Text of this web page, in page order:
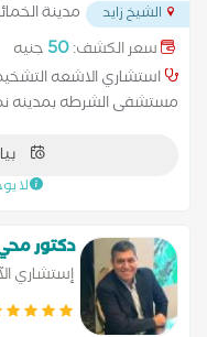
الشيخ زايد مدينة
سعر الكشف:50 جنيه
استشاري الاشعه
مستشفى الشرطه بمدينه
والحوض - الحمل و دوبلر
البروستاتا ) دوبلر ملونلا
دكتور
إستشاري